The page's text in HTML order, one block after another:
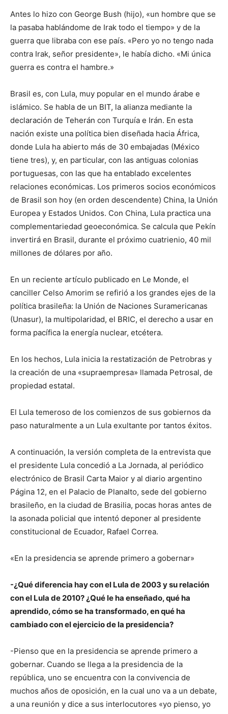
Antes lo hizo con George Bush (hijo), «un hombre que se
la pasaba hablándome de Irak todo el tiempo» y de la
guerra que libraba con ese país. «Pero yo no tengo nada
contra Irak, señor presidente», le había dicho. «Mi única
guerra es contra el hambre.»
Brasil es, con Lula, muy popular en el mundo árabe e
islámico. Se habla de un BIT, la alianza mediante la
declaración de Teherán con Turquía e Irán. En esta
nación existe una política bien diseñada hacia África,
donde Lula ha abierto más de 30 embajadas (México
tiene tres), y, en particular, con las antiguas colonias
portuguesas, con las que ha entablado excelentes
relaciones económicas. Los primeros socios económicos
de Brasil son hoy (en orden descendente) China, la Unión
Europea y Estados Unidos. Con China, Lula practica una
complementariedad geoeconómica. Se calcula que Pekín
invertirá en Brasil, durante el próximo cuatrienio, 40 mil
millones de dólares por año.
En un reciente artículo publicado en Le Monde, el
canciller Celso Amorim se refirió a los grandes ejes de la
política brasileña: la Unión de Naciones Suramericanas
(Unasur), la multipolaridad, el BRIC, el derecho a usar en
forma pacífica la energía nuclear, etcétera.
En los hechos, Lula inicia la restatización de Petrobras y
la creación de una «supraempresa» llamada Petrosal, de
propiedad estatal.
El Lula temeroso de los comienzos de sus gobiernos da
paso naturalmente a un Lula exultante por tantos éxitos.
A continuación, la versión completa de la entrevista que
el presidente Lula concedió a La Jornada, al periódico
electrónico de Brasil Carta Maior y al diario argentino
Página 12, en el Palacio de Planalto, sede del gobierno
brasileño, en la ciudad de Brasilia, pocas horas antes de
la asonada policial que intentó deponer al presidente
constitucional de Ecuador, Rafael Correa.
«En la presidencia se aprende primero a gobernar»
-¿Qué diferencia hay con el Lula de 2003 y su relación
con el Lula de 2010? ¿Qué le ha enseñado, qué ha
aprendido, cómo se ha transformado, en qué ha
cambiado con el ejercicio de la presidencia?
-Pienso que en la presidencia se aprende primero a
gobernar. Cuando se llega a la presidencia de la
república, uno se encuentra con la convivencia de
muchos años de oposición, en la cual uno va a un debate,
a una reunión y dice a sus interlocutores «yo pienso, yo